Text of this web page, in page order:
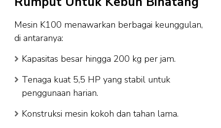
Mesin K100 menawarkan berbagai keunggulan,
di antaranya:
Kapasitas besar hingga 200 kg per jam.
Tenaga kuat 5,5 HP yang stabil untuk
penggunaan harian.
Konstruksi mesin kokoh dan tahan lama.